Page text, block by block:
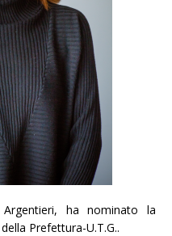
ha nominato la
Prefettura-U.T.G..